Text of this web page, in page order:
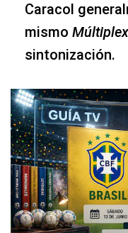
Caracol
mismo Múltiplex
sintonización.